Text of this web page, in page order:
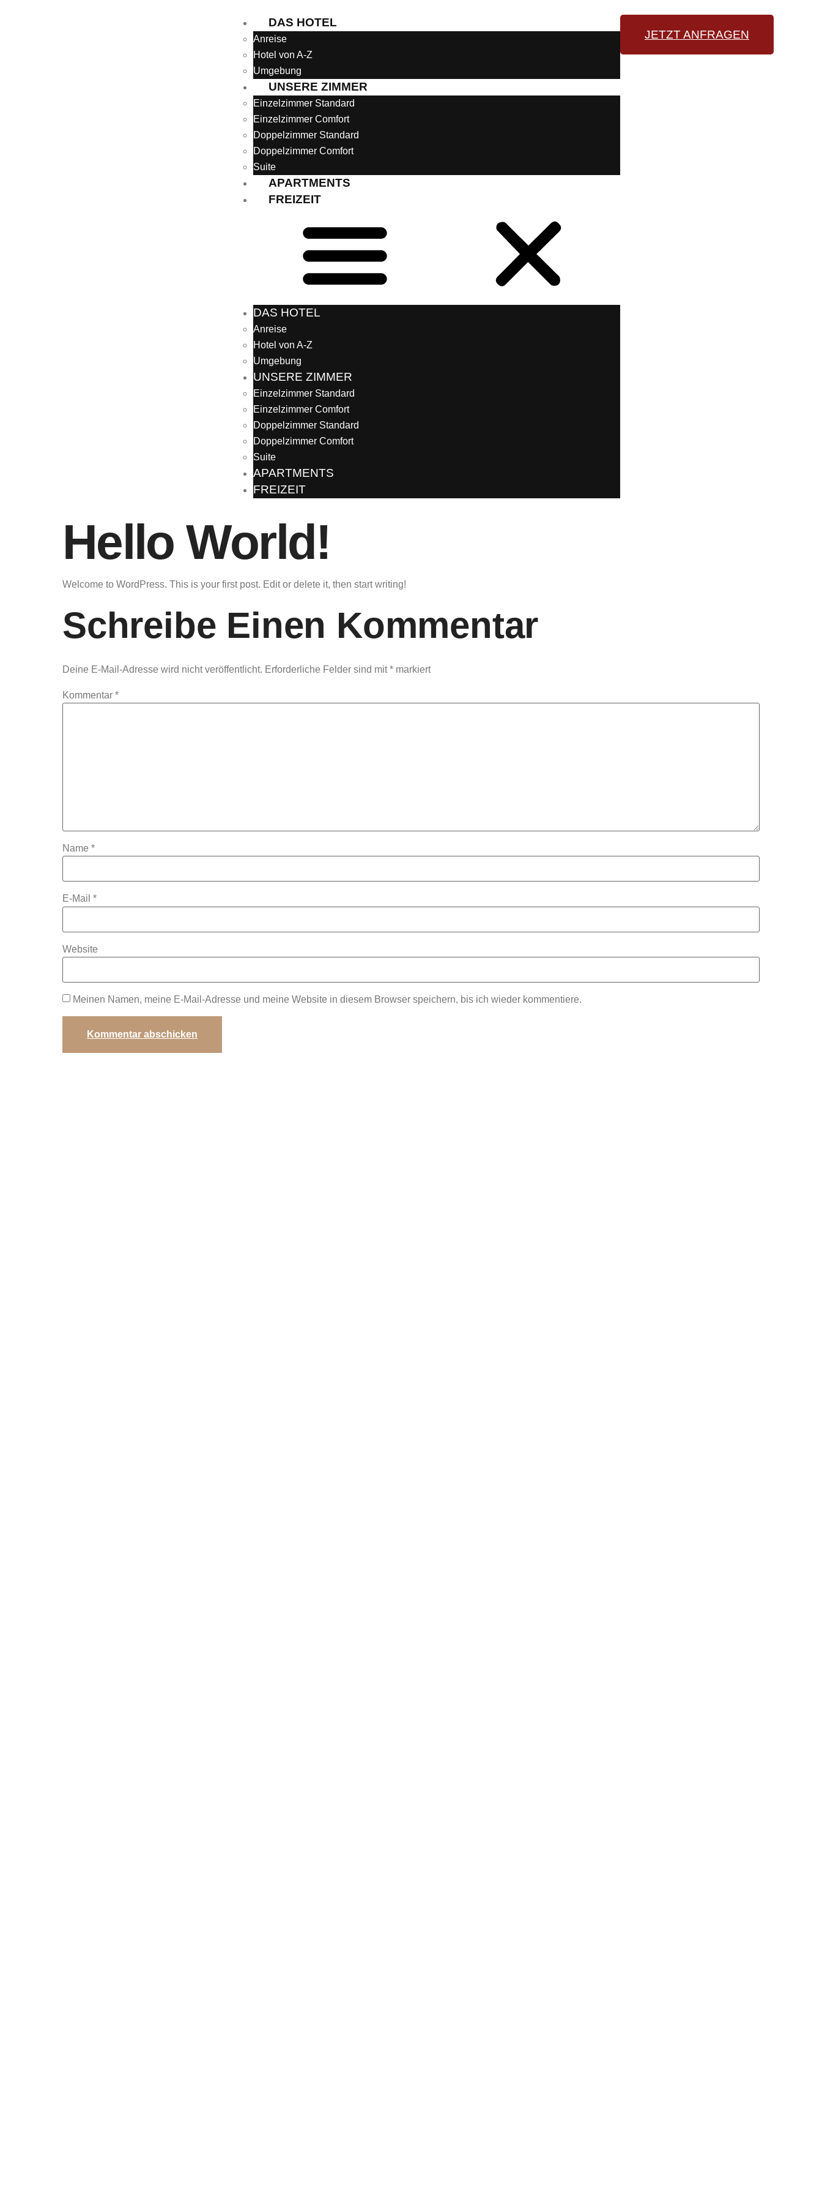
DAS HOTEL
Anreise
Hotel von A-Z
Umgebung
UNSERE ZIMMER
Einzelzimmer Standard
Einzelzimmer Comfort
Doppelzimmer Standard
Doppelzimmer Comfort
Suite
APARTMENTS
FREIZEIT
DAS HOTEL
Anreise
Hotel von A-Z
Umgebung
UNSERE ZIMMER
Einzelzimmer Standard
Einzelzimmer Comfort
Doppelzimmer Standard
Doppelzimmer Comfort
Suite
APARTMENTS
FREIZEIT
JETZT ANFRAGEN
Hello World!
Welcome to WordPress. This is your first post. Edit or delete it, then start writing!
Schreibe Einen Kommentar
Deine E-Mail-Adresse wird nicht veröffentlicht. Erforderliche Felder sind mit* markiert
Kommentar *
Name *
E-Mail *
Website
Meinen Namen, meine E-Mail-Adresse und meine Website in diesem Browser speichern, bis ich wieder kommentiere.